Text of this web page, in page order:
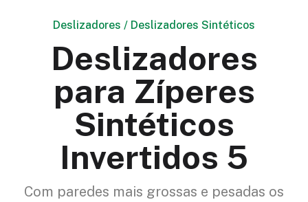
Deslizadores / Deslizadores Sintéticos
Deslizadores
para Zíperes
Sintéticos
Invertidos 5
Com paredes mais grossas e pesadas os